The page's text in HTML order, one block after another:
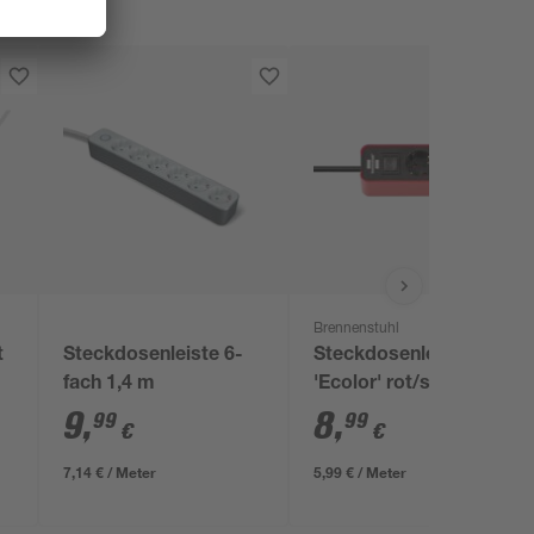
Steckdosenleiste 6-
fach 1,4 m
9,99 €
7,14 € / Meter
Brennenstuhl
Steckdosenleiste
'Ecolor' rot/schwarz
3-fach 1,5 m
8,99 €
5,99 € / Meter